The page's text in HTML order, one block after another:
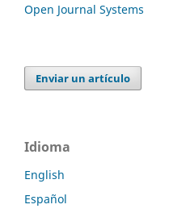
Open Journal Systems
Enviar un artículo
Idioma
English
Español